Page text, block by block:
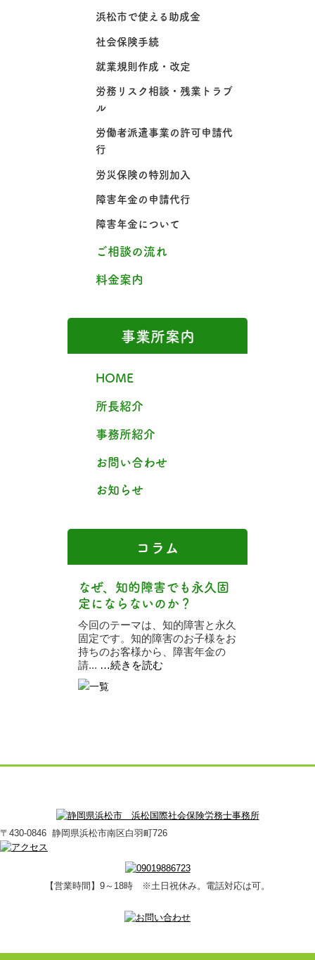
浜松市で使える助成金
社会保険手続
就業規則作成・改定
労務リスク相談・残業トラブ
ル
労働者派遣事業の許可申請代
行
労災保険の特別加入
障害年金の申請代行
障害年金について
ご相談の流れ
料金案内
事業所案内
HOME
所長紹介
事務所紹介
お問い合わせ
お知らせ
コラム
なぜ、知的障害でも永久固
定にならないのか？
今回のテーマは、知的障害と永久
固定です。知的障害のお子様をお
持ちのお客様から、障害年金の
請... …続きを読む
〒430-0846 静岡県浜松市南区白羽町726
【営業時間】9～18時 ※土日祝休み。電話対応は可。